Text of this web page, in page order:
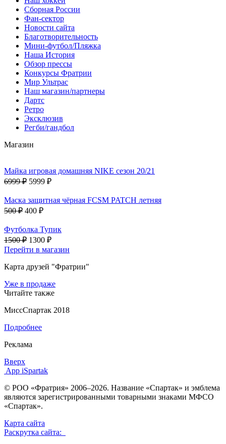
Сборная России
Фан-cектор
Новости сайта
Благотворительность
Мини-футбол/Пляжка
Наша История
Обзор прессы
Конкурсы Фратрии
Мир Ультрас
Наш магазин/партнеры
Дартс
Ретро
Эксклюзив
Регби/гандбол
Магазин
Майка игровая домашняя NIKE сезон 20/21
6999 ₽ 5999 ₽
Маска защитная чёрная FCSM PATCH летняя
500 ₽ 400 ₽
Футболка Тупик
1500 ₽ 1300 ₽
Перейти в магазин
Карта друзей "Фратрии"
Уже в продаже
Читайте также
МиссСпартак 2018
Подробнее
Реклама
Вверх
App iSpartak
© РОО «Фратрия» 2006–2026. Название «Спартак» и эмблема
являются зарегистрированными товарными знаками МФСО
«Спартак».
Карта сайта
Раскрутка сайта: